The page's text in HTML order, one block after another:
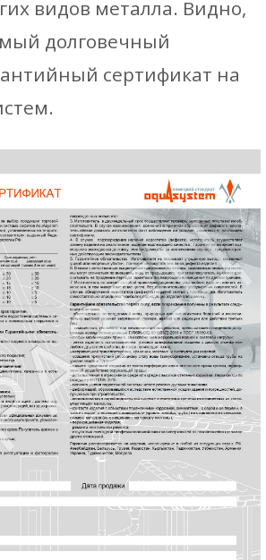
видов металла. Видно,
долговечный
сертификат на